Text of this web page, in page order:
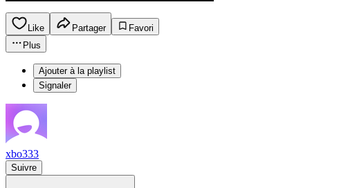
Like Partager
Favori
Plus
Ajouter à la playlist
Signaler
xbo333
Suivre